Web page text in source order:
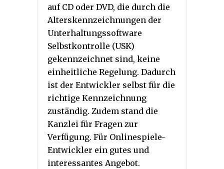
auf CD oder DVD, die durch die
Alterskennzeichnungen der
Unterhaltungssoftware
Selbstkontrolle (USK)
gekennzeichnet sind, keine
einheitliche Regelung. Dadurch
ist der Entwickler selbst für die
richtige Kennzeichnung
zuständig. Zudem stand die
Kanzlei für Fragen zur
Verfügung. Für Onlinespiele-
Entwickler ein gutes und
interessantes Angebot.